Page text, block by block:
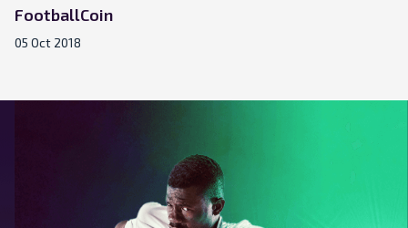
FootballCoin
05 Oct 2018